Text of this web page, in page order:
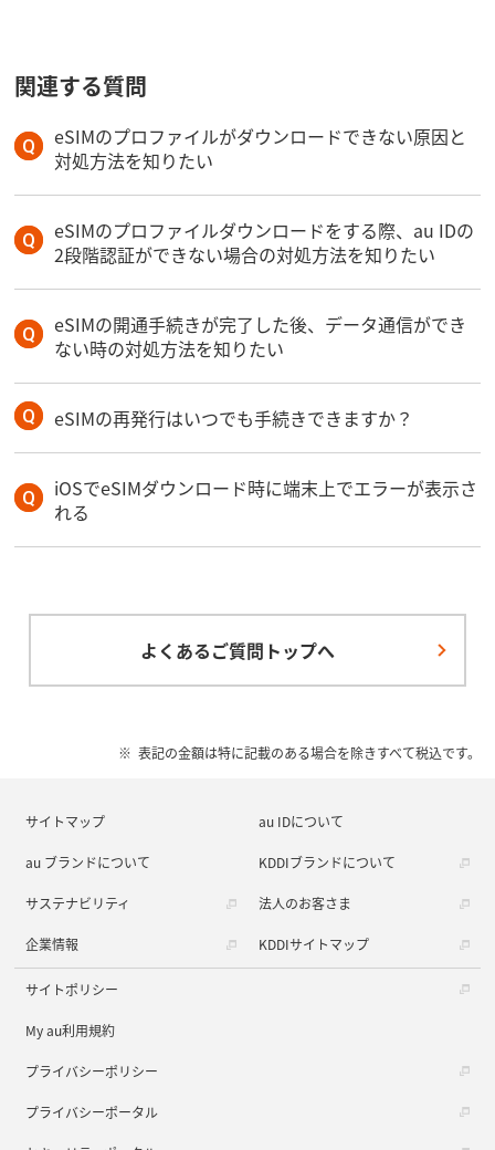
関連する質問
eSIMのプロファイルがダウンロードできない原因と
対処方法を知りたい
eSIMのプロファイルダウンロードをする際、au IDの
2段階認証ができない場合の対処方法を知りたい
eSIMの開通手続きが完了した後、データ通信ができ
ない時の対処方法を知りたい
eSIMの再発行はいつでも手続きできますか？
iOSでeSIMダウンロード時に端末上でエラーが表示さ
れる
よくあるご質問トップへ
表記の金額は特に記載のある場合を除きすべて税込です。
サイトマップ au IDについて
au ブランドについて KDDIブランドについて
サステナビリティ 法人のお客さま
企業情報 KDDIサイトマップ
サイトポリシー
My au利用規約
プライバシーポリシー
プライバシーポータル